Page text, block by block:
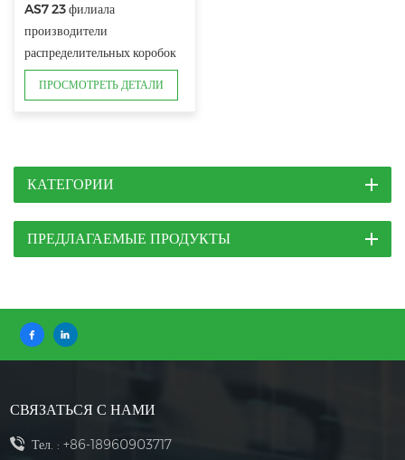
AS7 23 филиала
производители
распределительных коробок
выключателя на 160 А
ПРОСМОТРЕТЬ ДЕТАЛИ
КАТЕГОРИИ
ПРЕДЛАГАЕМЫЕ ПРОДУКТЫ
СВЯЗАТЬСЯ С НАМИ
Тел. : +86-18960903717